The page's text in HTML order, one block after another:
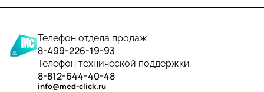
Телефон отдела продаж
8-499-226-19-93
Телефон технической поддержки
8-812-644-40-48
info@med-click.ru